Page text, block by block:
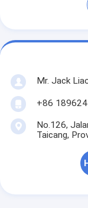
Mr. Jack
+86
No.126,
Taicang,